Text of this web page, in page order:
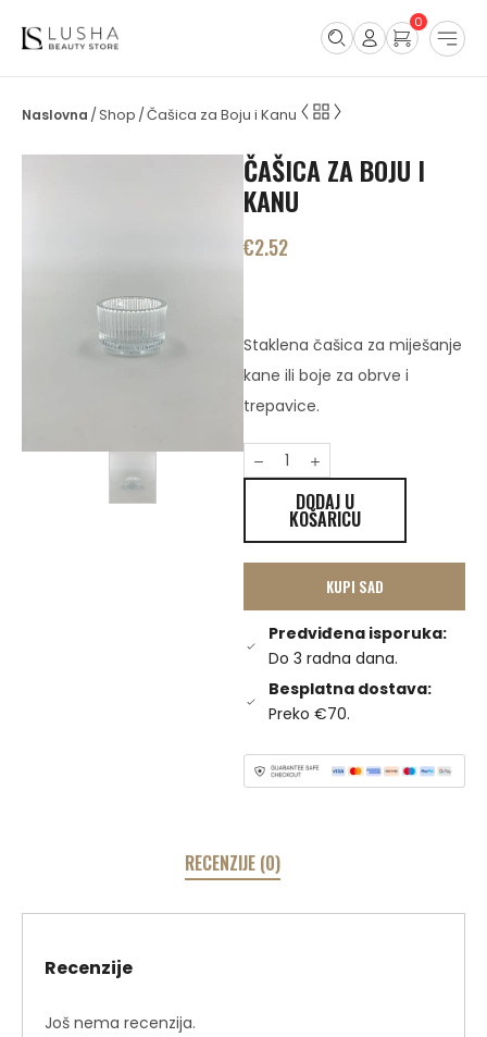
0
/Shop /Čašica za Boju i Kanu
ČAŠICA ZA BOJU I
KANU
€2.52
Staklena čašica za miješanje
kane ili boje za obrve i
trepavice.
DODAJ U
KOŠARICU
KUPI SAD
Predviđena isporuka:
Do 3 radna dana.
Besplatna dostava:
Preko €70.
RECENZIJE (0)
Recenzije
Još nema recenzija.